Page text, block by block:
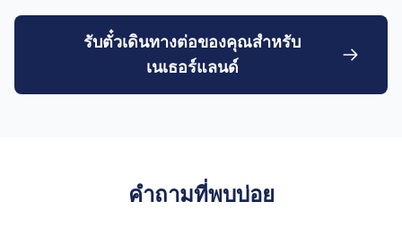
รับตั๋วเดินทางต่อของคุณสำหรับ
เนเธอร์แลนด์
คำถามที่พบบ่อย